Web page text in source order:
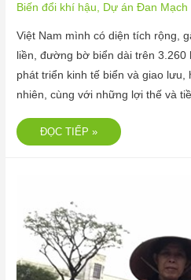
Biến đổi khí hậu, Dự án Đan Mạch
Việt Nam mình có diện tích rộng,
liền, đường bờ biển dài trên
phát triển kinh tế biển và giao lưu,
nhiên, cùng với những lợi thế và
ĐỌC TIẾP »